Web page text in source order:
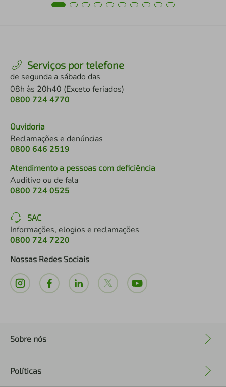
Serviços por telefone
de segunda a sábado das
08h às 20h40 (Exceto feriados)
0800 724 4770
Ouvidoria
Reclamações e denúncias
0800 646 2519
Atendimento a pessoas com deficiência
Auditivo ou de fala
0800 724 0525
SAC
Informações, elogios e reclamações
0800 724 7220
Nossas Redes Sociais
Sobre nós
Políticas